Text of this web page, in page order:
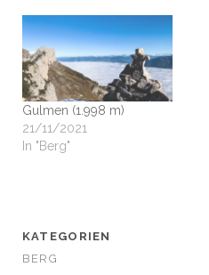
Gulmen (1.998 m)
21/11/2021
In "Berg"
KATEGORIEN
BERG